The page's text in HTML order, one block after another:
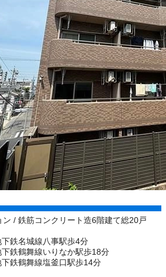
ン / 鉄筋コンクリート造6階建て総20戸
下鉄名城線八事駅歩4分
下鉄鶴舞線いりなか駅歩18分
下鉄鶴舞線塩釜口駅歩14分